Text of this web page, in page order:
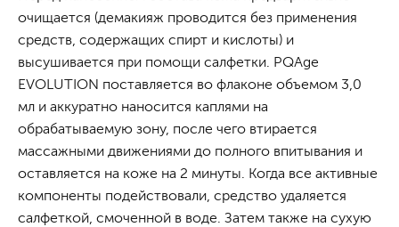
очищается (демакияж проводится без применения
средств, содержащих спирт и кислоты) и
высушивается при помощи салфетки. PQAge
EVOLUTION поставляется во флаконе объемом 3,0
мл и аккуратно наносится каплями на
обрабатываемую зону, после чего втирается
массажными движениями до полного впитывания и
оставляется на коже на 2 минуты. Когда все активные
компоненты подействовали, средство удаляется
салфеткой, смоченной в воде. Затем также на сухую